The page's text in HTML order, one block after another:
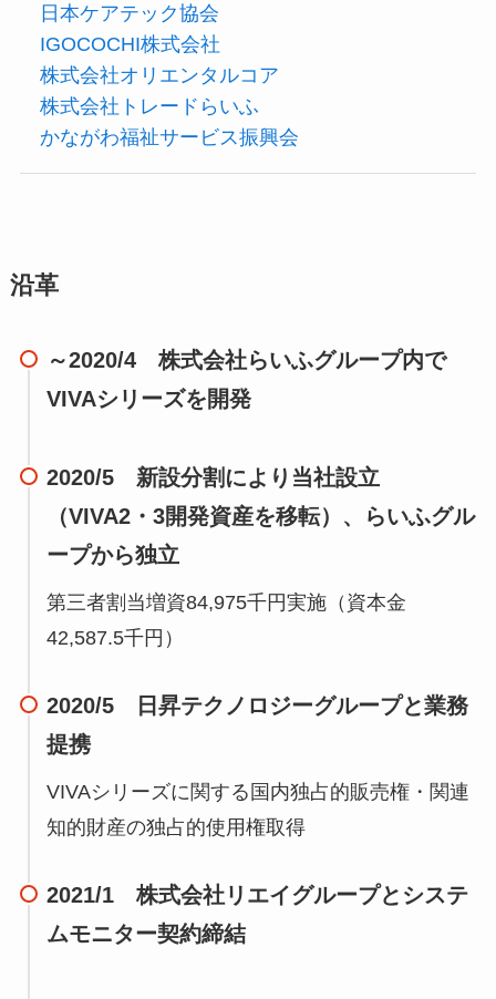
日本ケアテック協会
IGOCOCHI株式会社
株式会社オリエンタルコア
株式会社トレードらいふ
かながわ福祉サービス振興会
沿革
～2020/4 株式会社らいふグループ内で
VIVAシリーズを開発
2020/5 新設分割により当社設立
（VIVA2・3開発資産を移転）、らいふグル
ープから独立
第三者割当増資84,975千円実施（資本金
42,587.5千円）
2020/5 日昇テクノロジーグループと業務
提携
VIVAシリーズに関する国内独占的販売権・関連
知的財産の独占的使用権取得
2021/1 株式会社リエイグループとシステ
ムモニター契約締結